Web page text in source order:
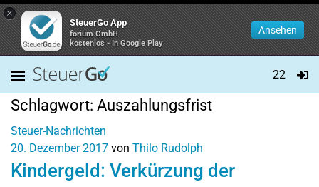
×
SteuerGo App
forium GmbH
kostenlos - In Google Play
Ansehen
22
Schlagwort: Auszahlungsfrist
Steuer-Nachrichten
20. Dezember 2017 von Thilo Rudolph
Kindergeld: Verkürzung der